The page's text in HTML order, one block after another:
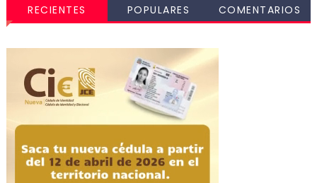
RECIENTES POPULARES COMENTARIOS